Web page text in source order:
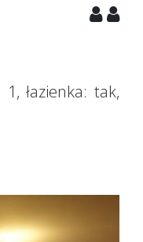
1, łazienka:tak,